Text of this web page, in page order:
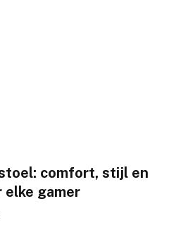
comfort, stijl en
elke gamer